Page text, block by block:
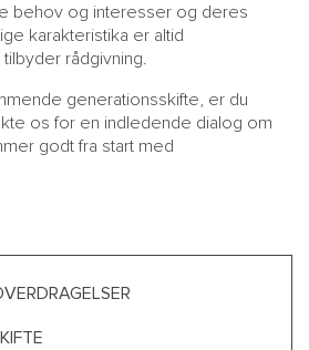
behov og interesser og deres
karakteristika er altid
rådgivning.
generationsskifte, er du
os for en indledende dialog om
godt fra start med